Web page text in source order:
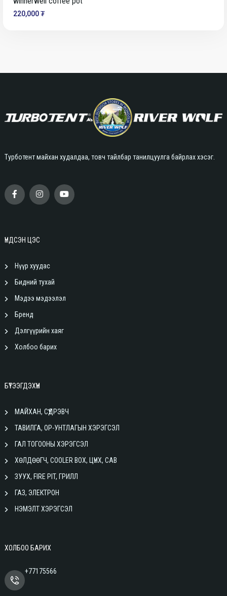
220,000 ₮
Турботент майхан худалдаа, товч тайлбар танилцуулга байрлах хэсэг.
ҮНДСЭН ЦЭС
Нүүр хуудас
Бидний тухай
Мэдээ мэдээлэл
Бренд
Дэлгүүрийн хаяг
Холбоо барих
БҮТЭЭГДЭХҮҮН
МАЙХАН, СҮҮДРЭВЧ
ТАВИЛГА, ОР-УНТЛАГЫН ХЭРЭГСЭЛ
ГАЛ ТОГООНЫ ХЭРЭГСЭЛ
ХӨЛДӨӨГЧ, COOLER BOX, ЦҮНХ, САВ
ЗУУХ, FIRE PIT, ГРИЛЛ
ГАЗ, ЭЛЕКТРОН
НЭМЭЛТ ХЭРЭГСЭЛ
ХОЛБОО БАРИХ
+77175566